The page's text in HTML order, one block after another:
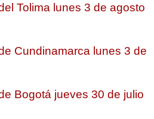
Tolima lunes 3 de agosto
Cundinamarca lunes 3 de
Bogotá jueves 30 de julio